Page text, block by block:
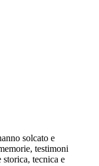
solcato e
testimoni
tecnica e